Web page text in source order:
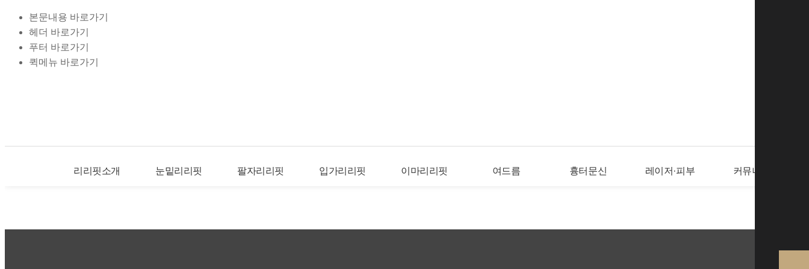
본문내용 바로가기
헤더 바로가기
푸터 바로가기
퀵메뉴 바로가기
리리핏소개 눈밑리리핏 팔자리리핏 입가리리핏 이마리리핏 여드름 흉터문신 레이저·피부 커뮤니티